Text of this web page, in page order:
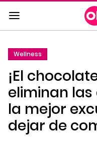
Saltar
al
contenido
a
la
navegación
principal
Wellness
¡El
eliminan
la mejor
dejar de